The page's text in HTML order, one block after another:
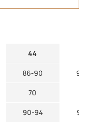
44
86-90
70
90-94